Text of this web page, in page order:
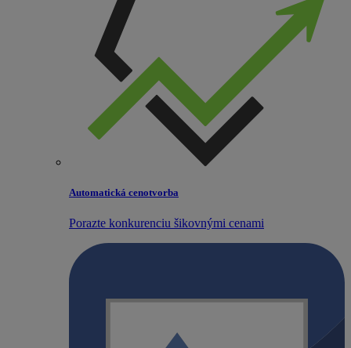
Automatická cenotvorba
Porazte konkurenciu šikovnými cenami